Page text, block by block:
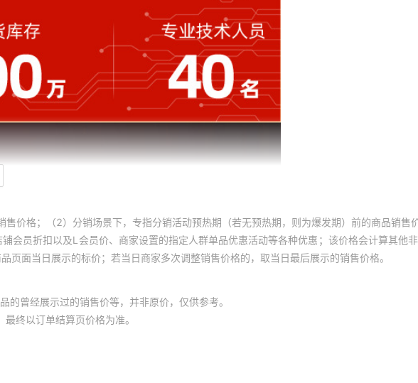
价格；（2）分销场景下，专指分销活动预热期（若无预热期，则为爆发期）前的商品销售
会员折扣以及L会员价、商家设置的指定人群单品优惠活动等各种优惠；该价格会计算其他
面当日展示的标价；若当日商家多次调整销售价格的，取当日最后展示的销售价格。
曾经展示过的销售价等，并非原价，仅供参考。
终以订单结算页价格为准。